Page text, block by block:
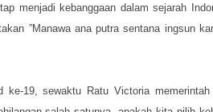
menjadi kebanggaan dalam sejarah
”Manawa ana putra sentana ingsun
19, sewaktu Ratu Victoria